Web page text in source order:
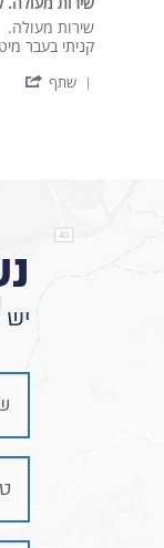
Review by קרימר ו. on 1 Mar 2025
review stating שירות מעולה. קניתי בעבר מיטה,
שירות מעולה.
קניתי בעבר
שתף